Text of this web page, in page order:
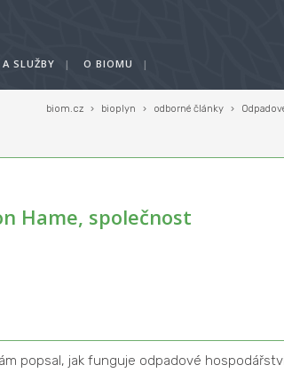
SLUŽBY | O BIOMU |
biom.cz › bioplyn › odborné články ›
Hame, společnost
popsal, jak funguje odpadové